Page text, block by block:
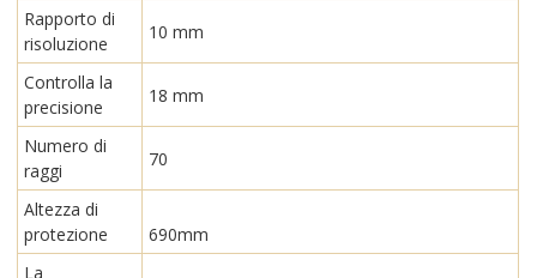
Rapporto di
risoluzione
10 mm
Controlla la
precisione
18 mm
Numero di
raggi
70
Altezza di
protezione
690mm
La